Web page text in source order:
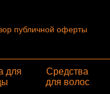
публичной оферты
для
Средства
для волос